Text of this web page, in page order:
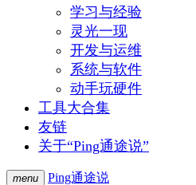
学习与经验
灵光一现
开发与运维
系统与软件
动手玩硬件
工具大合集
友链
关于“Ping通途说”
menu Ping通途说